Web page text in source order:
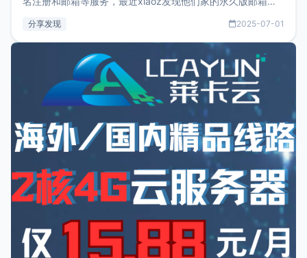
又实惠的域名邮箱，不妨尝试一下 NameCrane。注册
NameCraneNameCrane不支持直接注册，必须要购买
分享发现 2025-07-01